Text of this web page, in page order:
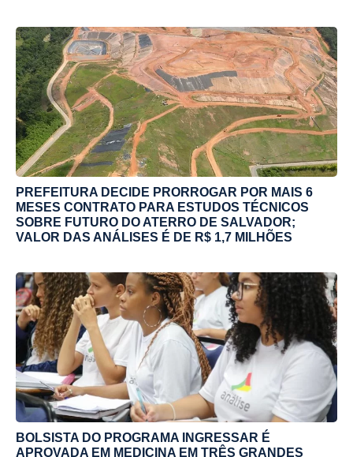
PREFEITURA DECIDE PRORROGAR POR MAIS 6
MESES CONTRATO PARA ESTUDOS TÉCNICOS
SOBRE FUTURO DO ATERRO DE SALVADOR;
VALOR DAS ANÁLISES É DE R$ 1,7 MILHÕES
BOLSISTA DO PROGRAMA INGRESSAR É
APROVADA EM MEDICINA EM TRÊS GRANDES